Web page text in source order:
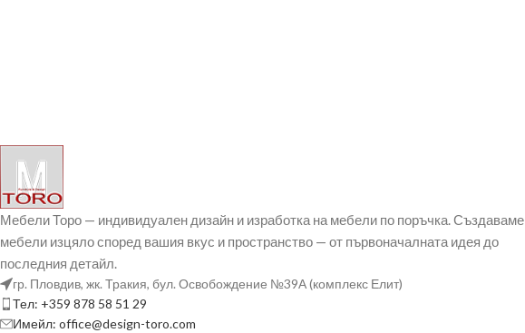
Мебели Торо — индивидуален дизайн и изработка на мебели по поръчка. Създаваме
мебели изцяло според вашия вкус и пространство — от първоначалната идея до
последния детайл.
гр. Пловдив, жк. Тракия, бул. Освобождение №39А (комплекс Елит)
Тел: +359 878 58 51 29
Имейл: office@design-toro.com